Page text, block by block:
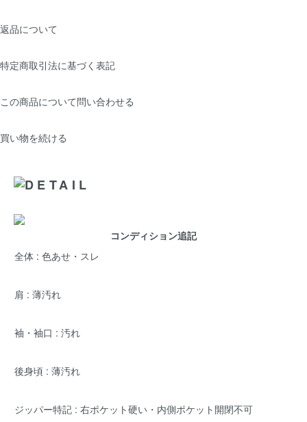
返品について
特定商取引法に基づく表記
この商品について問い合わせる
買い物を続ける
コンディション追記
全体 : 色あせ・スレ
肩 : 薄汚れ
袖・袖口 : 汚れ
後身頃 : 薄汚れ
ジッパー特記 : 右ポケット硬い・内側ポケット開閉不可